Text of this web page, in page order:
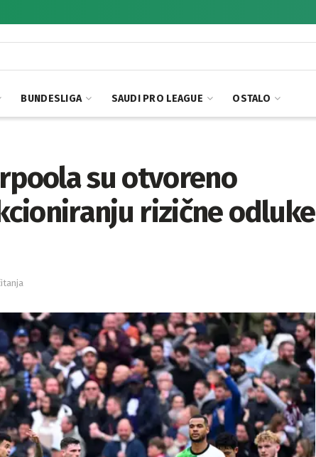
BUNDESLIGA SAUDI PRO LEAGUE OSTALO
su otvoreno
rizične odluke